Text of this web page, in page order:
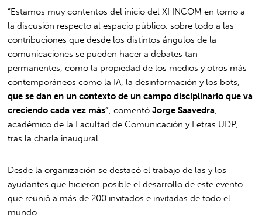
“Estamos muy contentos del inicio del XI INCOM en torno a
la discusión respecto al espacio público, sobre todo a las
contribuciones que desde los distintos ángulos de la
comunicaciones se pueden hacer a debates tan
permanentes, como la propiedad de los medios y otros más
contemporáneos como la IA, la desinformación y los bots,
que se dan en un contexto de un campo disciplinario que va
creciendo cada vez más”, comentóJorge Saavedra,
académico de la Facultad de Comunicación y Letras UDP,
tras la charla inaugural.
Desde la organización se destacó el trabajo de las y los
ayudantes que hicieron posible el desarrollo de este evento
que reunió a más de 200 invitados e invitadas de todo el
mundo.